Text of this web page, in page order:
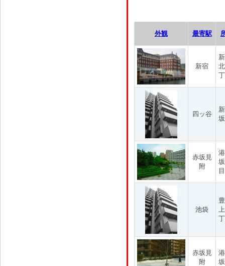
外観 最寄駅
新宿
四ッ谷
赤坂見
附
目
池袋
赤坂見
附